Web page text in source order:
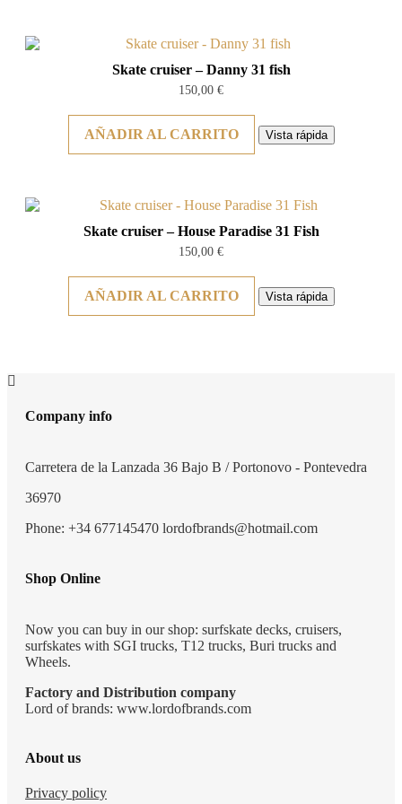
Skate cruiser – Danny 31 fish
150,00 €
AÑADIR AL CARRITO Vista rápida
Skate cruiser – House Paradise 31 Fish
150,00 €
AÑADIR AL CARRITO Vista rápida
Company info
Carretera de la Lanzada 36 Bajo B / Portonovo - Pontevedra
36970
Phone: +34 677145470 lordofbrands@hotmail.com
Shop Online
Now you can buy in our shop: surfskate decks, cruisers,
surfskates with SGI trucks, T12 trucks, Buri trucks and
Wheels.
Factory and Distribution company
Lord of brands: www.lordofbrands.com
About us
Privacy policy